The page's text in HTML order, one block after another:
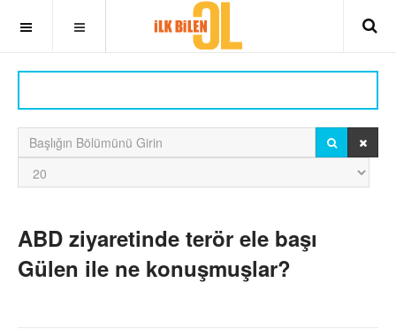
OFF CANVAS
Başlığın Bölümünü Girin ARAMA
Göster
#
ABD ziyaretinde terör ele başı
Gülen ile ne konuşmuşlar?